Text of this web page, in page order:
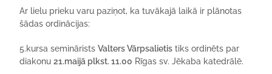
Ar lielu prieku varu paziņot, ka tuvākajā laikā ir plānotas
šādas ordinācijas:
5.kursa semināristsValters Vārpsalietis tiks ordinēts par
diakonu21.maijā plkst. 11.00 Rīgas sv. Jēkaba katedrālē.